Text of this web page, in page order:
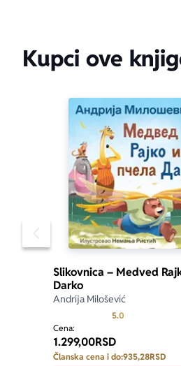
Kupci ove
Pomeranje sadržaja slajdera
Slikovnica – Medved
Darko
Andrija Milošević
5.0
Cena:
1.299,00RSD
Članska cena i do:935,28RSD